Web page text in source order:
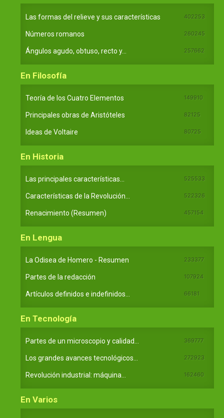
Las formas del relieve y sus características 402253
Números romanos 260245
Ángulos agudo, obtuso, recto y... 257662
En Filosofía
Teoría de los Cuatro Elementos 149910
Principales obras de Aristóteles 82125
Ideas de Voltaire 80725
En Historia
Las principales características... 525533
Características de la Revolución... 522326
Renacimiento (Resumen) 457154
En Lengua
La Odisea de Homero - Resumen 233377
Partes de la redacción 107924
Artículos definidos e indefinidos... 66181
En Tecnología
Partes de un microscopio y calidad... 369777
Los grandes avances tecnológicos... 272923
Revolución industrial: máquina... 162460
En Varios